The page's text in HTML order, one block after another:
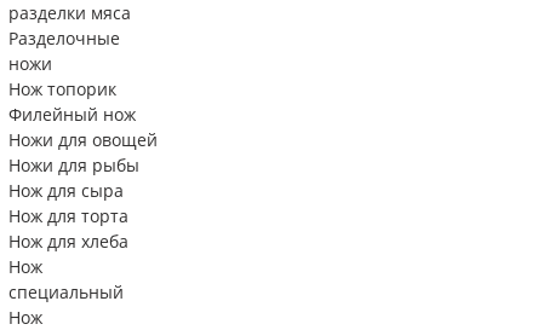
разделки мяса
Разделочные
ножи
Нож топорик
Филейный нож
Ножи для овощей
Ножи для рыбы
Нож для сыра
Нож для торта
Нож для хлеба
Нож
специальный
Нож